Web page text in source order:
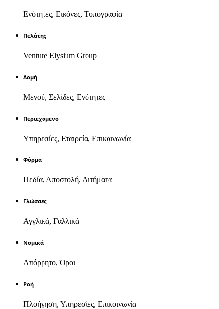
Ενότητες, Εικόνες, Τυπογραφία
Πελάτης
Venture Elysium Group
Δομή
Μενού, Σελίδες, Ενότητες
Περιεχόμενο
Υπηρεσίες, Εταιρεία, Επικοινωνία
Φόρμα
Πεδία, Αποστολή, Αιτήματα
Γλώσσες
Αγγλικά, Γαλλικά
Νομικά
Απόρρητο, Όροι
Ροή
Πλοήγηση, Υπηρεσίες, Επικοινωνία